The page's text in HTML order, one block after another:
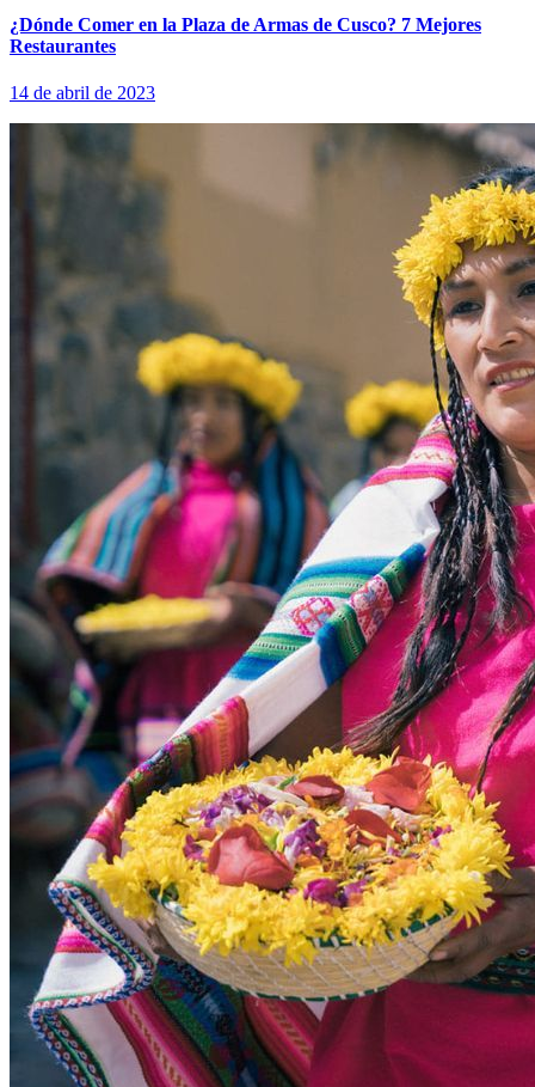
¿Dónde Comer en la Plaza de Armas de Cusco? 7 Mejores
Restaurantes
14 de abril de 2023